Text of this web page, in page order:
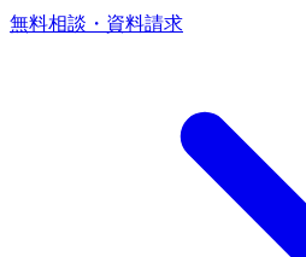
無料相談・資料請求